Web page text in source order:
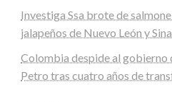
Investiga Ssa brote de
jalapeños de Nuevo León y
Colombia despide al gobierno
Petro tras cuatro años de